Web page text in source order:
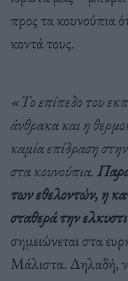
προς τα κουνούπια
κοντά τους.
«Το επίπεδο του
άνθρακα και η
καμία επίδραση
στα κουνούπια.
των εθελοντών, η
σταθερά την
σημειώνεται στα
Μάλιστα. Δηλαδή,